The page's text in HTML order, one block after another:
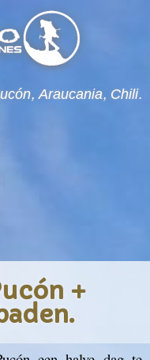
Araucania, Chili.
+